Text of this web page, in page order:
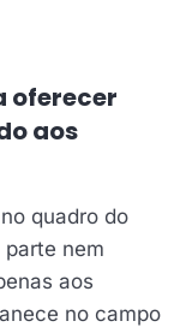
oferecer
aos
quadro do
nem
aos
no campo